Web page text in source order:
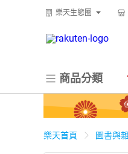
樂天生態圈
商品分類
樂天首頁 圖書與